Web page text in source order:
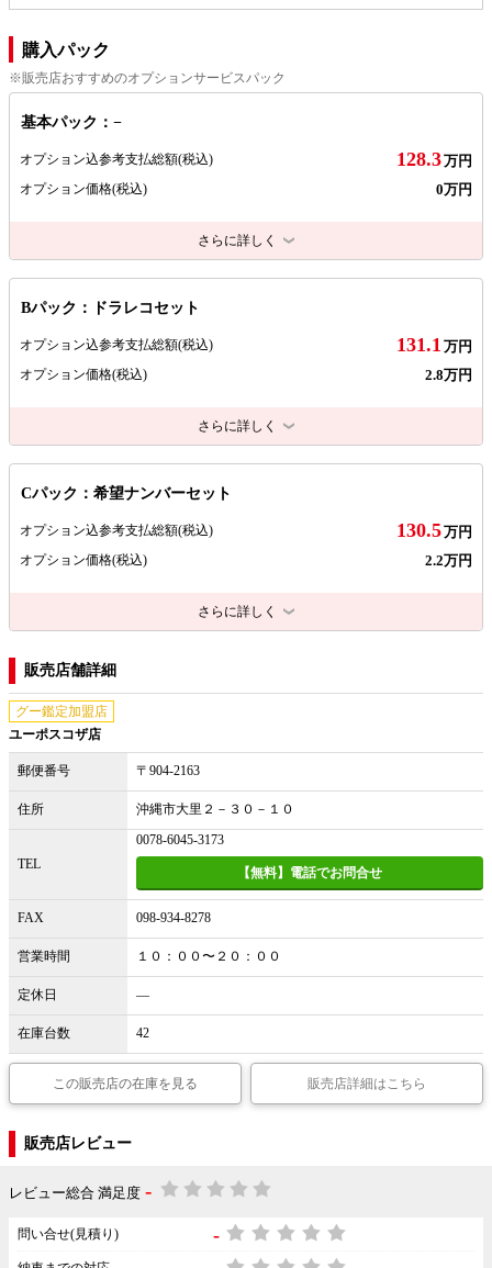
購入パック
※販売店おすすめのオプションサービスパック
基本パック：−
オプション込参考支払総額(税込) 128.3万円
オプション価格(税込) 0万円
さらに詳しく
Bパック：ドラレコセット
オプション込参考支払総額(税込) 131.1 万円
オプション価格(税込) 2.8万円
さらに詳しく
Cパック：希望ナンバーセット
オプション込参考支払総額(税込) 130.5万円
オプション価格(税込) 2.2万円
さらに詳しく
販売店舗詳細
グー鑑定加盟店
ユーポスコザ店
郵便番号 〒904-2163
住所 沖縄市大里２－３０－１０
TEL
0078-6045-3173
【無料】電話でお問合せ
FAX 098-934-8278
営業時間 １０：００〜２０：００
定休日 ―
在庫台数 42
この販売店の在庫を見る 販売店詳細はこちら
販売店レビュー
レビュー総合 満足度 -
問い合せ(見積り) -